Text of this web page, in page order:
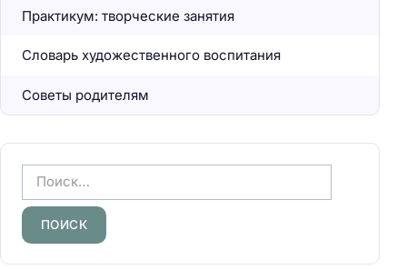
Практикум: творческие занятия
Словарь художественного воспитания
Советы родителям
а
й
т
и